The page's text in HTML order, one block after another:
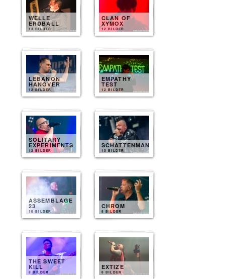
WELLE
ERDBALL
13 BILDER
CLAN OF
XYMOX
12 BILDER
LEBANON
HANOVER
12 BILDER
EMPATHY
TEST
12 BILDER
SOLITARY
EXPERIMENTS
12 BILDER
SCHATTENMANN
10 BILDER
ASSEMBLAGE
23
10 BILDER
CHROM
8 BILDER
THE SWEET
KILL
8 BILDER
EXTIZE
8 BILDER